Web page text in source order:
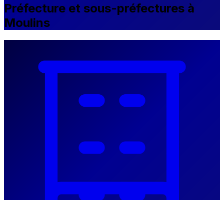
Préfecture et sous-préfectures à
Moulins